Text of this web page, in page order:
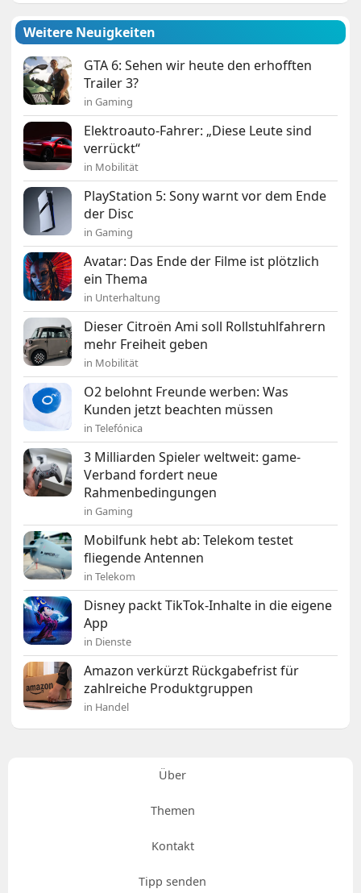
Weitere Neuigkeiten
GTA 6: Sehen wir heute den erhofften
Trailer 3?
in Gaming
Elektroauto-Fahrer: „Diese Leute sind
verrückt“
in Mobilität
PlayStation 5: Sony warnt vor dem Ende
der Disc
in Gaming
Avatar: Das Ende der Filme ist plötzlich
ein Thema
in Unterhaltung
Dieser Citroën Ami soll Rollstuhlfahrern
mehr Freiheit geben
in Mobilität
O2 belohnt Freunde werben: Was
Kunden jetzt beachten müssen
in Telefónica
3 Milliarden Spieler weltweit: game-
Verband fordert neue
Rahmenbedingungen
in Gaming
Mobilfunk hebt ab: Telekom testet
fliegende Antennen
in Telekom
Disney packt TikTok-Inhalte in die eigene
App
in Dienste
Amazon verkürzt Rückgabefrist für
zahlreiche Produktgruppen
in Handel
Über
Themen
Kontakt
Tipp senden